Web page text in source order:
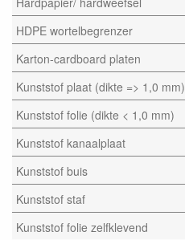
HDPE wortelbegrenzer
Karton-cardboard platen
Kunststof plaat (dikte => 1,0 mm)
Kunststof folie (dikte < 1,0 mm)
Kunststof kanaalplaat
Kunststof buis
Kunststof staf
Kunststof folie zelfklevend